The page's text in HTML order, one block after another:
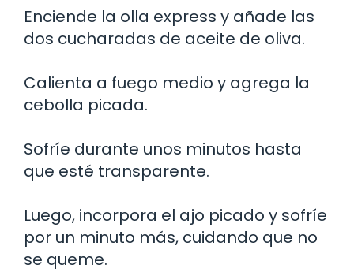
Enciende la olla express y añade las
dos cucharadas de aceite de oliva.
Calienta a fuego medio y agrega la
cebolla picada.
Sofríe durante unos minutos hasta
que esté transparente.
Luego, incorpora el ajo picado y sofríe
por un minuto más, cuidando que no
se queme.